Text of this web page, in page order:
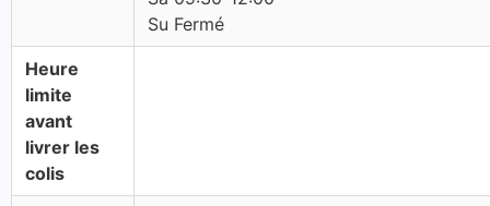
Su Fermé
Heure
limite
avant
livrer les
colis